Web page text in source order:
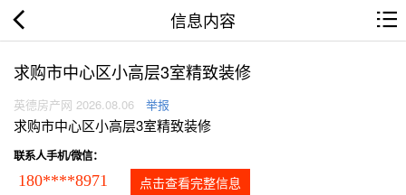
信息内容
求购市中心区小高层3室精致装修
英德房产网 2026.08.06 举报
求购市中心区小高层3室精致装修
联系人手机/微信：
180****8971 点击查看完整信息